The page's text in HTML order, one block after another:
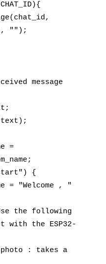
"");
message
=
{
"Welcome , "
the following
with the ESP32-
: takes a